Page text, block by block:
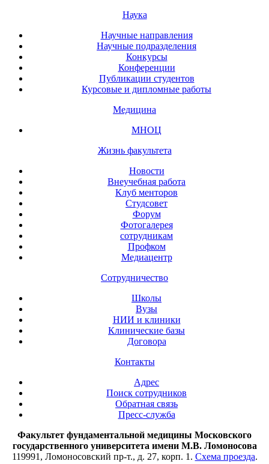
Наука
Научные направления
Научные подразделения
Конкурсы
Конференции
Публикации студентов
Курсовые и дипломные работы
Медицина
МНОЦ
Жизнь факультета
Новости
Внеучебная работа
Клуб менторов
Студсовет
Форум
Фотогалерея
сотрудникам
Профком
Медиацентр
Сотрудничество
Школы
Вузы
НИИ и клиники
Клинические базы
Договора
Контакты
Адрес
Поиск сотрудников
Обратная связь
Пресс-служба
Факультет фундаментальной медицины Московского
государственного университета имени М.В. Ломоносова
119991, Ломоносовский пр-т., д. 27, корп. 1. Схема проезда.